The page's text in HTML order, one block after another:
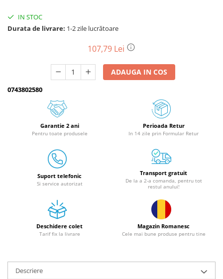
Drujbe, fierastraie electrice
Drujbe pe benzina
Consumabile drujbe, fierastraie
Drujbe electrice
Unelte electrice busteni
Mori cereale si batoze porumb
Batoze - mori desfacat porumb
Granulatoare
Mori pentru fructe si legume
Mori pentru furaje
Mori pentru furaje si resturi
Motoare granulatoare
Piese si accesorii mori
Tocatoare furaje si crengi
Consumabile si acesorii tocatoare
Tocatoare crengi
IN STOC
Durata de livrare: 1-2 zile lucrătoare
107,79 Lei
ADAUGA IN COS
0743802580
Garantie 2 ani
Pentru toate produsele
Perioada Retur
In 14 zile prin Formular Retur
Suport telefonic
Si service autorizat
Transport gratuit
De la a 2-a comanda, pentru tot
restul anului!
Deschidere colet
Tarif fix la livrare
Magazin Romanesc
Cele mai bune produse pentru tine
Descriere